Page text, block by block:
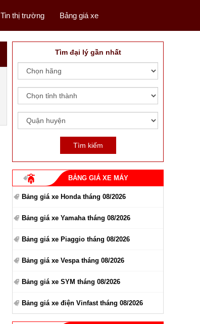
Tin thị trường Bảng giá xe
Tìm đại lý gần nhất
BẢNG GIÁ XE MÁY
Bảng giá xe Honda tháng 08/2026
Bảng giá xe Yamaha tháng 08/2026
Bảng giá xe Piaggio tháng 08/2026
Bảng giá xe Vespa tháng 08/2026
Bảng giá xe SYM tháng 08/2026
Bảng giá xe điện Vinfast tháng 08/2026